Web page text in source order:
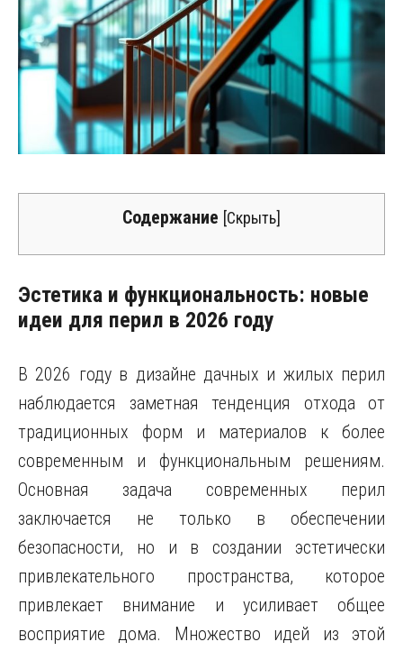
Содержание [Скрыть]
Эстетика и функциональность: новые
идеи для перил в 2026 году
В 2026 году в дизайне дачных и жилых перил
наблюдается заметная тенденция отхода от
традиционных форм и материалов к более
современным и функциональным решениям.
Основная задача современных перил
заключается не только в обеспечении
безопасности, но и в создании эстетически
привлекательного пространства, которое
привлекает внимание и усиливает общее
восприятие дома. Множество идей из этой